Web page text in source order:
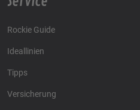
Rockie Guide
Ideallinien
Tipps
Versicherung